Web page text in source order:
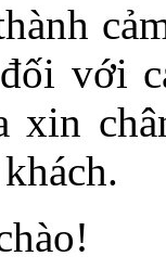
với